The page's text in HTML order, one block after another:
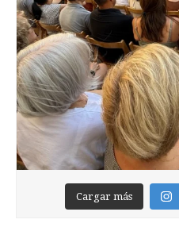
Cargar más